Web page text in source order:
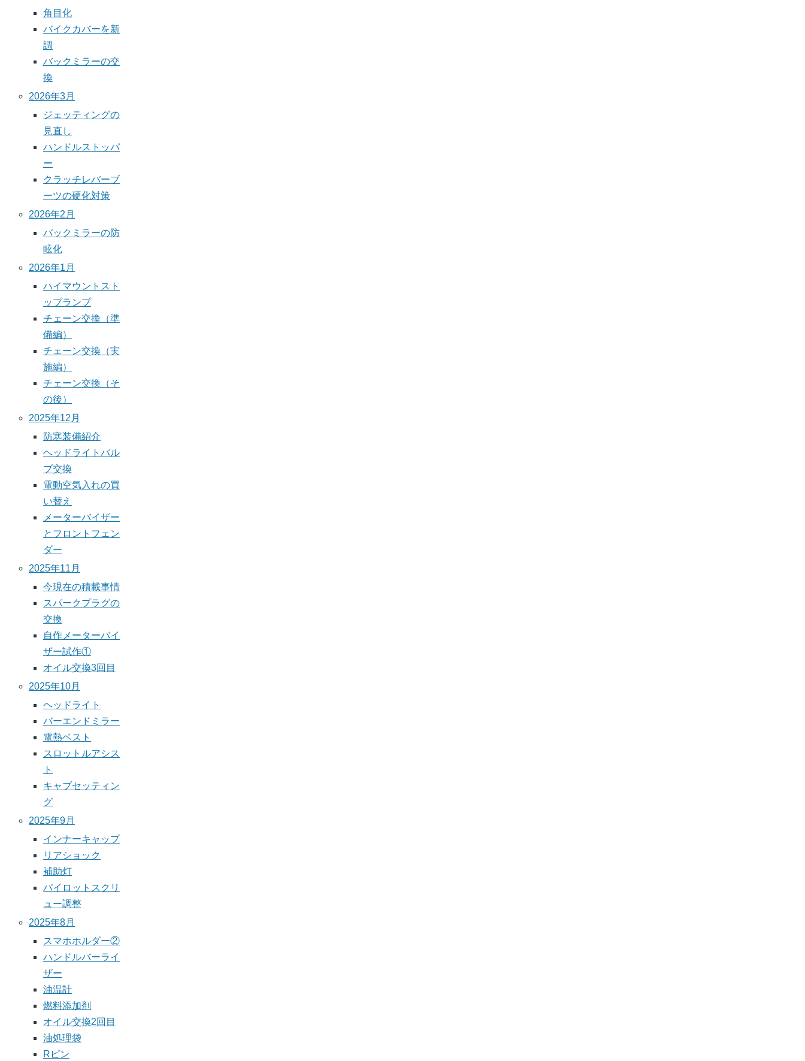
角目化
バイクカバーを新
調
バックミラーの交
換
2026年3月
ジェッティングの
見直し
ハンドルストッパ
ー
クラッチレバーブ
ーツの硬化対策
2026年2月
バックミラーの防
眩化
2026年1月
ハイマウントスト
ップランプ
チェーン交換（準
備編）
チェーン交換（実
施編）
チェーン交換（そ
の後）
2025年12月
防寒装備紹介
ヘッドライトバル
ブ交換
電動空気入れの買
い替え
メーターバイザー
とフロントフェン
ダー
2025年11月
今現在の積載事情
スパークプラグの
交換
自作メーターバイ
ザー試作①
オイル交換3回目
2025年10月
ヘッドライト
バーエンドミラー
電熱ベスト
スロットルアシス
ト
キャブセッティン
グ
2025年9月
インナーキャップ
リアショック
補助灯
パイロットスクリ
ュー調整
2025年8月
スマホホルダー②
ハンドルバーライ
ザー
油温計
燃料添加剤
オイル交換2回目
油処理袋
Rピン